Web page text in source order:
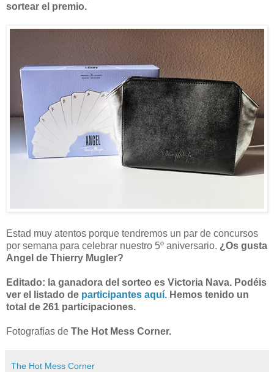
sortear el premio.
Estad muy atentos porque tendremos un par de concursos
por semana para celebrar nuestro 5º aniversario. ¿Os gusta
Angel de Thierry Mugler?
Editado: la ganadora del sorteo es Victoria Nava. Podéis
ver el listado de participantes aquí. Hemos tenido un
total de 261 participaciones.
Fotografías de The Hot Mess Corner.
The Hot Mess Corner